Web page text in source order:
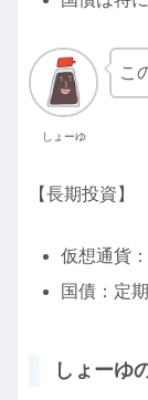
しょーゆ
こ
【長期投資】
仮想通貨
国債：定
しょーゆ